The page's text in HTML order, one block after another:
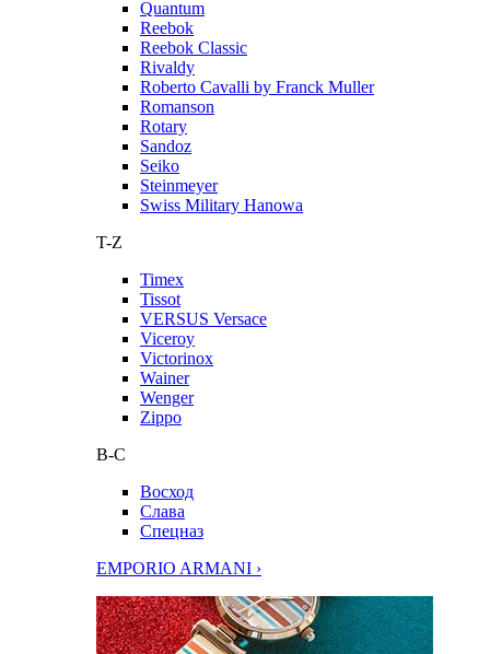
Quantum
Reebok
Reebok Classic
Rivaldy
Roberto Cavalli by Franck Muller
Romanson
Rotary
Sandoz
Seiko
Steinmeyer
Swiss Military Hanowa
T-Z
Timex
Tissot
VERSUS Versace
Viceroy
Victorinox
Wainer
Wenger
Zippo
В-С
Восход
Слава
Спецназ
EMPORIO ARMANI ›